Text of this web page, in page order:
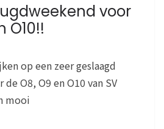
voor
O10!!
op een zeer geslaagd
O8, O9 en O10 van SV
mooi